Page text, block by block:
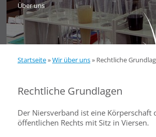
Über uns
Startseite»Wir über uns» Rechtliche
Rechtliche Grundlagen
Der Niersverband ist eine Körperschaft
öffentlichen Rechts mit Sitz in Viersen.